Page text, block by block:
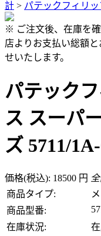
計 > パテックフィリッ
※ ご注文後、在庫を
店よりお支払い総額
せいたします。
パテック
ス スーパ
ズ 5711/
価格(税込): 18500 円
商品タイプ:
商品型番:
在庫状況: